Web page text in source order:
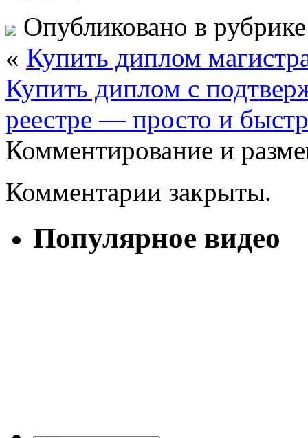
Опубликовано в
« Купить диплом
Купить диплом с
реестре — просто и
Комментирование и
Комментарии закрыты.
Популярное видео